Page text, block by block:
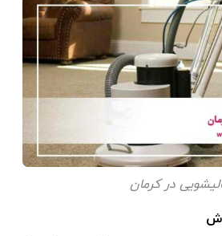
در کرمان